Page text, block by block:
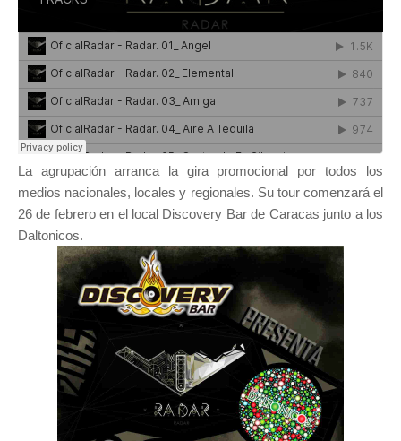
La agrupación arranca la gira promocional por todos los
medios nacionales, locales y regionales. Su tour comenzará el
26 de febrero en el local Discovery Bar de Caracas junto a los
Daltonicos.